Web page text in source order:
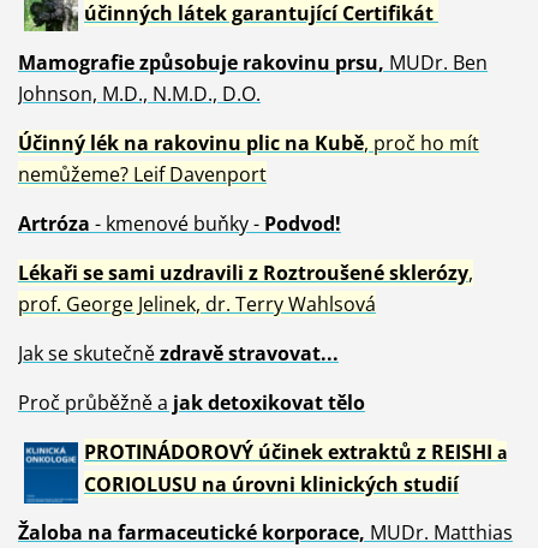
účinných látek garantující Certifikát
Mamografie způsobuje rakovinu prsu, MUDr. Ben
Johnson, M.D., N.M.D., D.O.
Účinný lék na rakovinu plic na Kubě, proč ho mít
nemůžeme? Leif Davenport
Artróza - kmenové buňky - Podvod!
Lékaři se sami uzdravili z Roztroušené sklerózy,
prof. George Jelinek, dr. Terry Wahlsová
Jak se skutečnězdravěstravovat...
Proč průběžně a jak detoxikovat tělo
PROTINÁDOROVÝ účinek extraktů z REISHI a
CORIOLUSU na úrovni klinických studií
Žaloba na farmaceutické korporace, MUDr. Matthias